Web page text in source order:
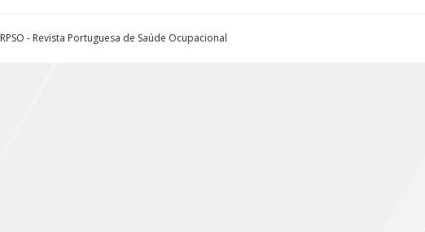
RPSO - Revista Portuguesa de Saúde Ocupacional